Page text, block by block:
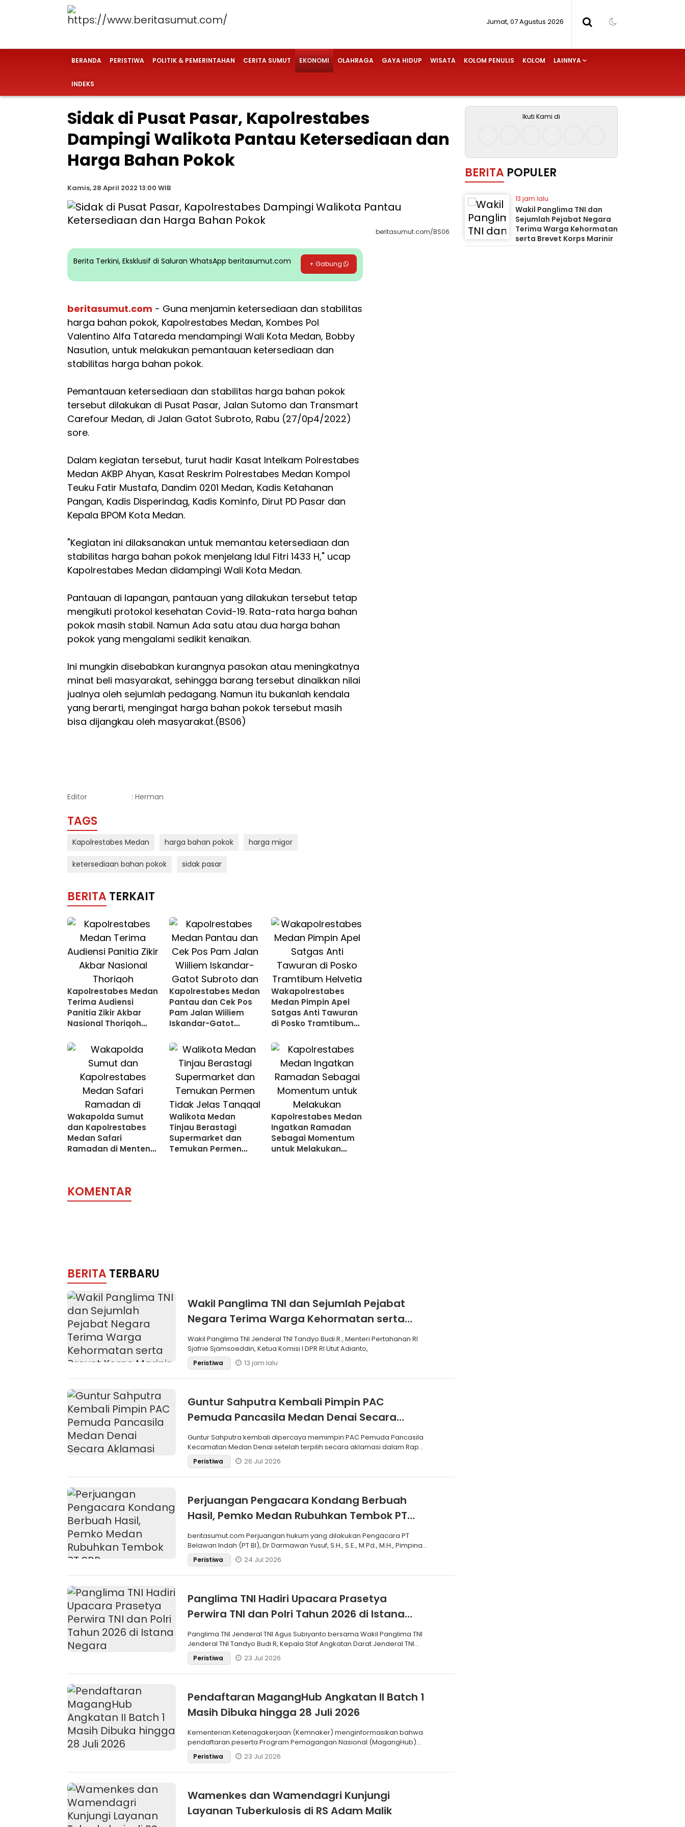
Jumat, 07 Agustus 2026
BERANDA PERISTIWA POLITIK & PEMERINTAHAN CERITA SUMUT EKONOMI OLAHRAGA GAYA HIDUP WISATA KOLOM PENULIS KOLOM LAINNYA
INDEKS
Sidak di Pusat Pasar, Kapolrestabes
Dampingi Walikota Pantau Ketersediaan dan
Harga Bahan Pokok
Kamis, 28 April 2022 13:00 WIB
beritasumut.com/BS06
Berita Terkini, Eksklusif di Saluran WhatsApp beritasumut.com + Gabung
beritasumut.com - Guna menjamin ketersediaan dan stabilitas
harga bahan pokok, Kapolrestabes Medan, Kombes Pol
Valentino Alfa Tatareda mendampingi Wali Kota Medan, Bobby
Nasution, untuk melakukan pemantauan ketersediaan dan
stabilitas harga bahan pokok.
Pemantauan ketersediaan dan stabilitas harga bahan pokok
tersebut dilakukan di Pusat Pasar, Jalan Sutomo dan Transmart
Carefour Medan, di Jalan Gatot Subroto, Rabu (27/0p4/2022)
sore.
Dalam kegiatan tersebut, turut hadir Kasat Intelkam Polrestabes
Medan AKBP Ahyan, Kasat Reskrim Polrestabes Medan Kompol
Teuku Fatir Mustafa, Dandim 0201 Medan, Kadis Ketahanan
Pangan, Kadis Disperindag, Kadis Kominfo, Dirut PD Pasar dan
Kepala BPOM Kota Medan.
"Kegiatan ini dilaksanakan untuk memantau ketersediaan dan
stabilitas harga bahan pokok menjelang Idul Fitri 1433 H," ucap
Kapolrestabes Medan didampingi Wali Kota Medan.
Pantauan di lapangan, pantauan yang dilakukan tersebut tetap
mengikuti protokol kesehatan Covid-19. Rata-rata harga bahan
pokok masih stabil. Namun Ada satu atau dua harga bahan
pokok yang mengalami sedikit kenaikan.
Ini mungkin disebabkan kurangnya pasokan atau meningkatnya
minat beli masyarakat, sehingga barang tersebut dinaikkan nilai
jualnya oleh sejumlah pedagang. Namun itu bukanlah kendala
yang berarti, mengingat harga bahan pokok tersebut masih
bisa dijangkau oleh masyarakat.(BS06)
Editor : Herman
TAGS
Kapolrestabes Medan harga bahan pokok harga migor
ketersediaan bahan pokok sidak pasar
BERITA TERKAIT
Kapolrestabes Medan
Terima Audiensi
Panitia Zikir Akbar
Nasional Thoriqoh
Indonesia
Kapolrestabes Medan
Pantau dan Cek Pos
Pam Jalan Wiiliem
Iskandar-Gatot
Haryono
Wakapolrestabes
Medan Pimpin Apel
Satgas Anti Tawuran
di Posko Tramtibum
Wakapolda Sumut
dan Kapolrestabes
Medan Safari
Ramadan di Menteng,
Walikota Medan
Tinjau Berastagi
Supermarket dan
Temukan Permen
Kapolrestabes Medan
Ingatkan Ramadan
Sebagai Momentum
untuk Melakukan
KOMENTAR
BERITA TERBARU
Wakil Panglima TNI dan Sejumlah Pejabat
Negara Terima Warga Kehormatan serta
Brevet Korps Marinir
Wakil Panglima TNI Jenderal TNI Tandyo Budi R., Menteri Pertahanan RI
Sjafrie Sjamsoeddin, Ketua Komisi I DPR RI Utut Adianto,
Peristiwa 13 jam lalu
Guntur Sahputra Kembali Pimpin PAC
Pemuda Pancasila Medan Denai Secara
Aklamasi
Guntur Sahputra kembali dipercaya memimpin PAC Pemuda Pancasila
Kecamatan Medan Denai setelah terpilih secara aklamasi dalam Rapat
Pemilihan
Peristiwa 26 Jul 2026
Perjuangan Pengacara Kondang Berbuah
Hasil, Pemko Medan Rubuhkan Tembok PT
SBP
beritasumut.com Perjuangan hukum yang dilakukan Pengacara PT
Belawan Indah (PT BI), Dr Darmawan Yusuf, S.H., S.E., M.Pd., M.H., Pimpinan
LaPeristiwa 24 Jul 2026
Panglima TNI Hadiri Upacara Prasetya
Perwira TNI dan Polri Tahun 2026 di Istana
Negara
Panglima TNI Jenderal TNI Agus Subiyanto bersama Wakil Panglima TNI
Jenderal TNI Tandyo Budi R, Kepala Staf Angkatan Darat Jenderal TNI
Maru
Peristiwa 23 Jul 2026
Pendaftaran MagangHub Angkatan II Batch 1
Masih Dibuka hingga 28 Juli 2026
Kementerian Ketenagakerjaan (Kemnaker) menginformasikan bahwa
pendaftaran peserta Program Pemagangan Nasional (MagangHub)
Angkatan II Batch
Peristiwa 23 Jul 2026
Wamenkes dan Wamendagri Kunjungi
Layanan Tuberkulosis di RS Adam Malik
Ikuti Kami di
BERITA POPULER
13 jam lalu
Wakil Panglima TNI dan
Sejumlah Pejabat Negara
Terima Warga Kehormatan
serta Brevet Korps Marinir